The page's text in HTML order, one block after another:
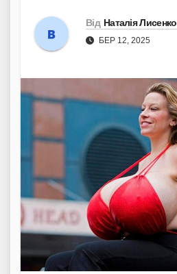
Від Наталія Лисенко
БЕР 12, 2025